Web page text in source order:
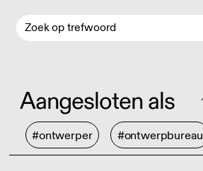
Aangesloten als
#ontwerper #ontwerpbureau